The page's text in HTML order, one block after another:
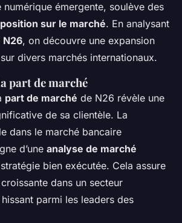
numérique émergente, soulève des
position sur le marché. En analysant
N26, on découvre une expansion
divers marchés internationaux.
part de marché
part de marché de N26 révèle une
de sa clientèle. La
dans le marché bancaire
d’une analyse de marché
bien exécutée. Cela assure
dans un secteur
parmi les leaders des